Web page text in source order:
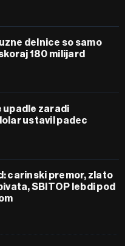
delnice so samo
180 milijard
upadle zaradi
ustavil padec
carinski premor, zlato
SBITOP lebdi pod